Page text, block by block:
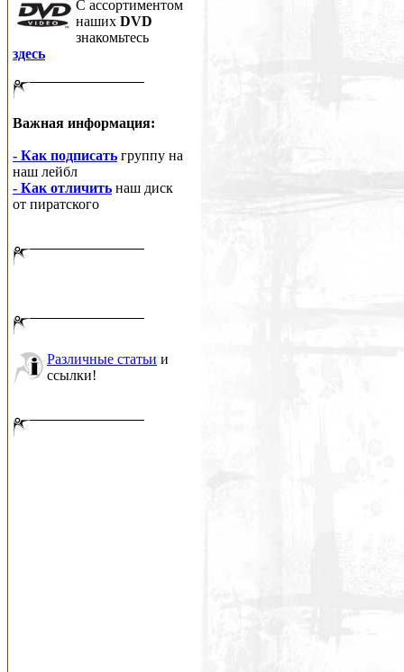
C ассортиментом
наших DVD
знакомьтесь
здесь
Важная информация:
- Как подписать группу на
наш лейбл
- Как отличить наш диск
от пиратского
Различные статьи и
ссылки!